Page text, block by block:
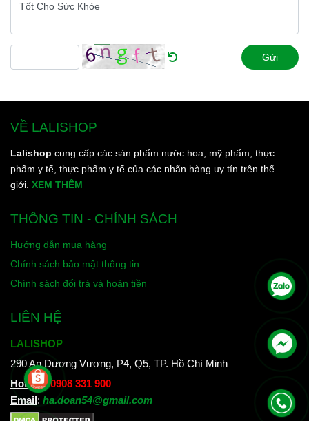
Gửi
VỀ LALISHOP
Lalishop cung cấp các sản phẩm nước hoa, mỹ phẩm, thực
phẩm y tế, thực phẩm y tế của các nhãn hàng uy tín trên thế
giới. XEM THÊM
THÔNG TIN - CHÍNH SÁCH
Hướng dẫn mua hàng
Chính sách bảo mật thông tin
Chính sách đổi trả và hoàn tiền
LIÊN HỆ
LALISHOP
290 An Dương Vương, P4, Q5, TP. Hồ Chí Minh
Hotline: 0908 331 900
Email: ha.doan54@gmail.com